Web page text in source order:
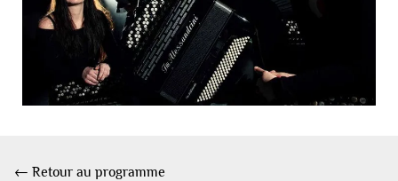
← Retour au programme